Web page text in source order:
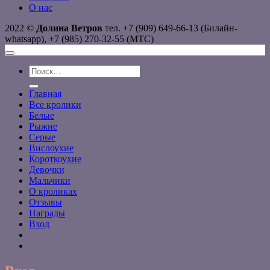
О нас
2022 © Долина Ветров тел. +7 (909) 649-66-13 (Билайн-
whatsapp), +7 (985) 270-32-55 (МТС)
Искать:
Главная
Все кролики
Белые
Рыжие
Серые
Вислоухие
Короткоухие
Девочки
Мальчики
О кроликах
Отзывы
Награды
Вход